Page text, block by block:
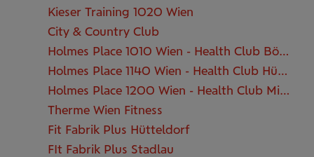
Kieser Training 1020 Wien
City & Country Club
Holmes Place 1010 Wien - Health Club Börseplatz
Holmes Place 1140 Wien - Health Club Hütteldorf
Holmes Place 1200 Wien - Health Club Millennium
Therme Wien Fitness
Fit Fabrik Plus Hütteldorf
FIt Fabrik Plus Stadlau